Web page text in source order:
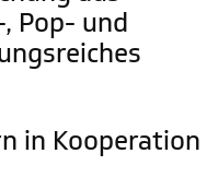
Pop- und
in Kooperation